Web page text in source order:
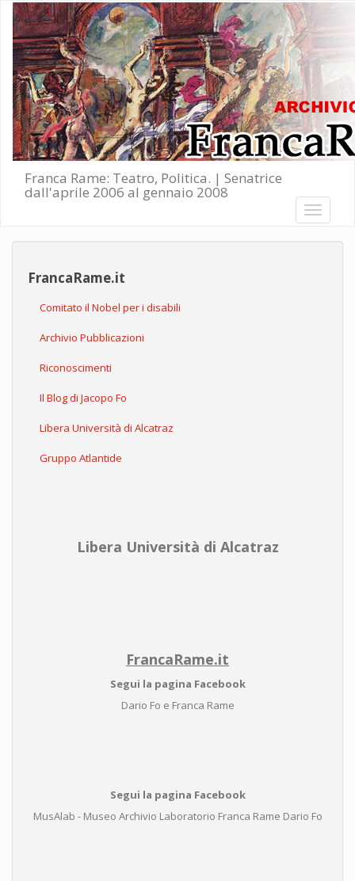
Salta al contenuto principale
Franca Rame: Teatro, Politica. | Senatrice
dall'aprile 2006 al gennaio 2008
Toggle
FrancaRame.it
Comitato il Nobel per i disabili
Archivio Pubblicazioni
Riconoscimenti
Il Blog di Jacopo Fo
Libera Università di Alcatraz
Gruppo Atlantide
Libera Università di Alcatraz
FrancaRame.it
Segui la pagina Facebook
Dario Fo e Franca Rame
Segui la pagina Facebook
MusAlab - Museo Archivio Laboratorio Franca Rame Dario Fo